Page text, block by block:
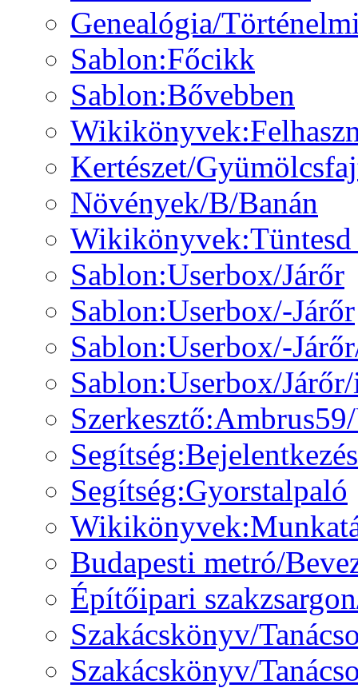
Genealógia/
Sablon:Főcikk
Sablon:Bővebben
Kertészet/
Növények/B/Banán
Sablon:Userbox/Járőr
Sablon:Userbox/-Járőr
Sablon:Userbox/-
Sablon:Userbox/
Segítség:Bejelentkezés
Segítség:Gyorstalpaló
Budapesti metró/
Építőipari
Szakácskönyv/
Szakácskönyv/